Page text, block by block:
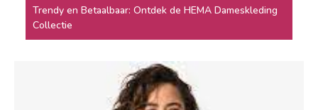
Trendy en Betaalbaar: Ontdek de HEMA Dameskleding
Collectie